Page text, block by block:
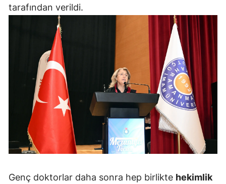
tarafından verildi.
Genç doktorlar daha sonra hep birlikte hekimlik